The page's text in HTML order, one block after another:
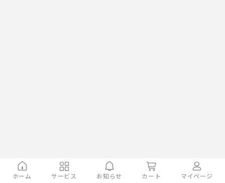
ホーム サービス お知らせ カート マイページ